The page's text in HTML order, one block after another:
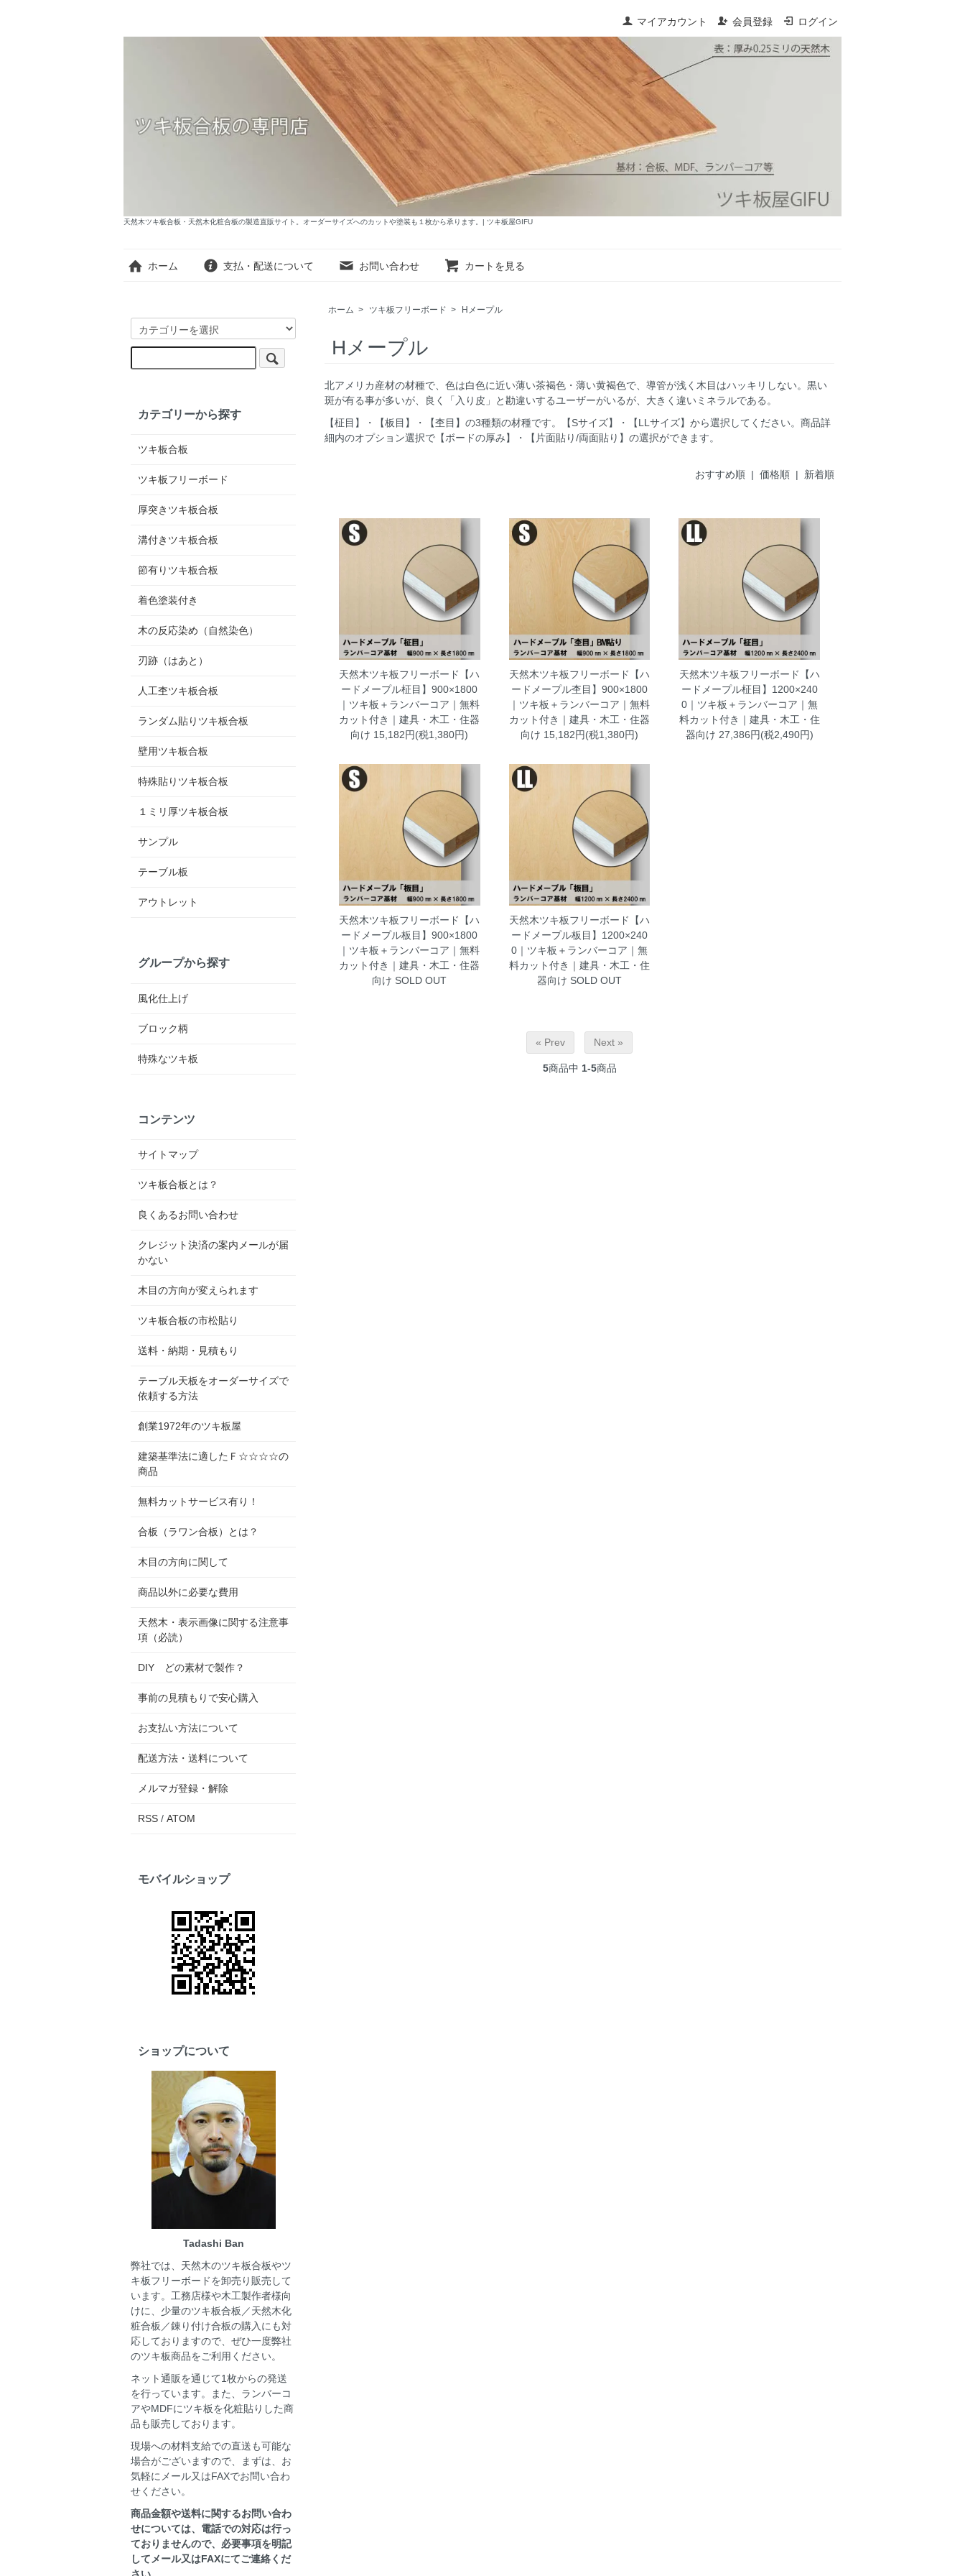
マイアカウント 会員登録 ログイン
天然木ツキ板合板・天然木化粧合板の製造直販サイト。オーダーサイズへのカットや塗装も１枚から承ります。| ツキ板屋GIFU
ホーム 支払・配送について お問い合わせ カートを見る
ホーム > ツキ板フリーボード > Hメープル
Hメープル
北アメリカ産材の材種で、色は白色に近い薄い茶褐色・薄い黄褐色で、導管が浅く木目はハッキリしない。黒い
斑が有る事が多いが、良く「入り皮」と勘違いするユーザーがいるが、大きく違いミネラルである。
【柾目】・【板目】・【杢目】の3種類の材種です。【Sサイズ】・【LLサイズ】から選択してください。商品詳
細内のオプション選択で【ボードの厚み】・【片面貼り/両面貼り】の選択ができます。
おすすめ順 | 価格順 | 新着順
天然木ツキ板フリーボード【ハ
ードメープル柾目】900×1800
｜ツキ板＋ランバーコア｜無料
カット付き｜建具・木工・住器
向け 15,182円(税1,380円)
天然木ツキ板フリーボード【ハ
ードメープル杢目】900×1800
｜ツキ板＋ランバーコア｜無料
カット付き｜建具・木工・住器
向け 15,182円(税1,380円)
天然木ツキ板フリーボード【ハ
ードメープル柾目】1200×240
0｜ツキ板＋ランバーコア｜無
料カット付き｜建具・木工・住
器向け 27,386円(税2,490円)
天然木ツキ板フリーボード【ハ
ードメープル板目】900×1800
｜ツキ板＋ランバーコア｜無料
カット付き｜建具・木工・住器
向け SOLD OUT
天然木ツキ板フリーボード【ハ
ードメープル板目】1200×240
0｜ツキ板＋ランバーコア｜無
料カット付き｜建具・木工・住
器向け SOLD OUT
« Prev Next »
5商品中 1-5商品
カテゴリーから探す
ツキ板合板
ツキ板フリーボード
厚突きツキ板合板
溝付きツキ板合板
節有りツキ板合板
着色塗装付き
木の反応染め（自然染色）
刃跡（はあと）
人工杢ツキ板合板
ランダム貼りツキ板合板
壁用ツキ板合板
特殊貼りツキ板合板
１ミリ厚ツキ板合板
サンプル
テーブル板
アウトレット
グループから探す
風化仕上げ
ブロック柄
特殊なツキ板
コンテンツ
サイトマップ
ツキ板合板とは？
良くあるお問い合わせ
クレジット決済の案内メールが届
かない
木目の方向が変えられます
ツキ板合板の市松貼り
送料・納期・見積もり
テーブル天板をオーダーサイズで
依頼する方法
創業1972年のツキ板屋
建築基準法に適したＦ☆☆☆☆の
商品
無料カットサービス有り！
合板（ラワン合板）とは？
木目の方向に関して
商品以外に必要な費用
天然木・表示画像に関する注意事
項（必読）
DIY どの素材で製作？
事前の見積もりで安心購入
お支払い方法について
配送方法・送料について
メルマガ登録・解除
RSS / ATOM
モバイルショップ
ショップについて
Tadashi Ban
弊社では、天然木のツキ板合板やツ
キ板フリーボードを卸売り販売して
います。工務店様や木工製作者様向
けに、少量のツキ板合板／天然木化
粧合板／錬り付け合板の購入にも対
応しておりますので、ぜひ一度弊社
のツキ板商品をご利用ください。
ネット通販を通じて1枚からの発送
を行っています。また、ランバーコ
アやMDFにツキ板を化粧貼りした商
品も販売しております。
現場への材料支給での直送も可能な
場合がございますので、まずは、お
気軽にメール又はFAXでお問い合わ
せください。
商品金額や送料に関するお問い合わ
せについては、電話での対応は行っ
ておりませんので、必要事項を明記
してメール又はFAXにてご連絡くだ